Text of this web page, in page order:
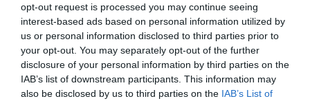
opt-out request is processed you may continue seeing
interest-based ads based on personal information utilized by
us or personal information disclosed to third parties prior to
your opt-out. You may separately opt-out of the further
disclosure of your personal information by third parties on the
IAB’s list of downstream participants. This information may
also be disclosed by us to third parties on the IAB’s List of